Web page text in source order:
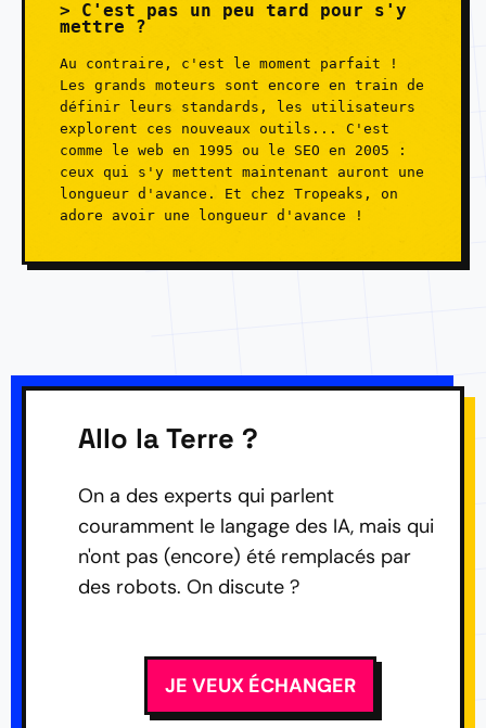
C'est pas un peu tard pour s'y
mettre ?
Au contraire, c'est le moment parfait !
Les grands moteurs sont encore en train de
définir leurs standards, les utilisateurs
explorent ces nouveaux outils... C'est
comme le web en 1995 ou le SEO en 2005 :
ceux qui s'y mettent maintenant auront une
longueur d'avance. Et chez Tropeaks, on
adore avoir une longueur d'avance !
Allo la Terre ?
On a des experts qui parlent
couramment le langage des IA, mais qui
n'ont pas (encore) été remplacés par
des robots. On discute ?
JE VEUX ÉCHANGER